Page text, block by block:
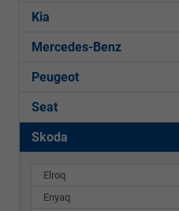
Kia
Mercedes-Benz
Peugeot
Seat
Skoda
Elroq
Enyaq